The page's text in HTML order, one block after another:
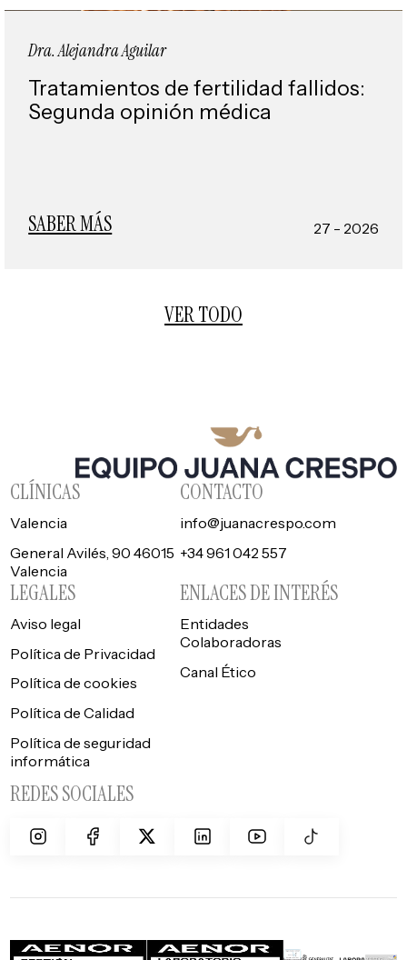
Dra. Alejandra Aguilar
Tratamientos de fertilidad fallidos:
Segunda opinión médica
SABER MÁS 27 - 2026
VER TODO
CLÍNICAS
Valencia
General Avilés, 90 46015
Valencia
CONTACTO
info@juanacrespo.com
+34 961 042 557
LEGALES
Aviso legal
Política de Privacidad
Política de cookies
Política de Calidad
Política de seguridad
informática
ENLACES DE INTERÉS
Entidades
Colaboradoras
Canal Ético
REDES SOCIALES